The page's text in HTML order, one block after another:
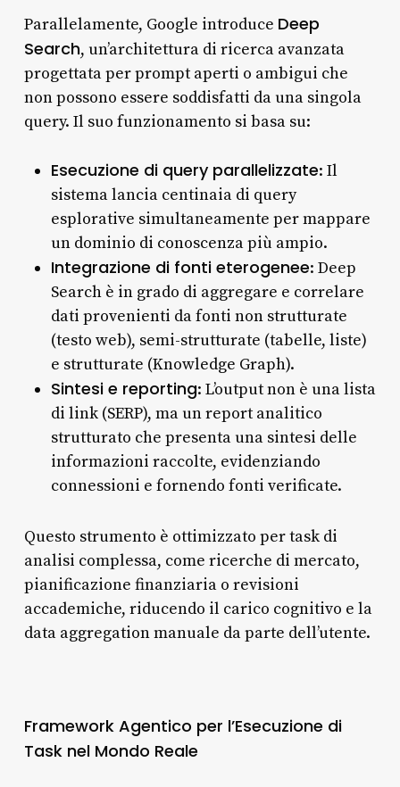
Parallelamente, Google introduce Deep
Search, un’architettura di ricerca avanzata
progettata per prompt aperti o ambigui che
non possono essere soddisfatti da una singola
query. Il suo funzionamento si basa su:
Esecuzione di query parallelizzate: Il
sistema lancia centinaia di query
esplorative simultaneamente per mappare
un dominio di conoscenza più ampio.
Integrazione di fonti eterogenee: Deep
Search è in grado di aggregare e correlare
dati provenienti da fonti non strutturate
(testo web), semi-strutturate (tabelle, liste)
e strutturate (Knowledge Graph).
Sintesi e reporting: L’output non è una lista
di link (SERP), ma un report analitico
strutturato che presenta una sintesi delle
informazioni raccolte, evidenziando
connessioni e fornendo fonti verificate.
Questo strumento è ottimizzato per task di
analisi complessa, come ricerche di mercato,
pianificazione finanziaria o revisioni
accademiche, riducendo il carico cognitivo e la
data aggregation manuale da parte dell’utente.
Framework Agentico per l’Esecuzione di
Task nel Mondo Reale